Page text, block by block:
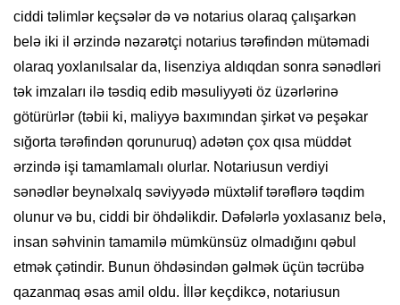
ciddi təlimlər keçsələr də və notarius olaraq çalışarkən
belə iki il ərzində nəzarətçi notarius tərəfindən mütəmadi
olaraq yoxlanılsalar da, lisenziya aldıqdan sonra sənədləri
tək imzaları ilə təsdiq edib məsuliyyəti öz üzərlərinə
götürürlər (təbii ki, maliyyə baxımından şirkət və peşəkar
sığorta tərəfindən qorunuruq) adətən çox qısa müddət
ərzində işi tamamlamalı olurlar. Notariusun verdiyi
sənədlər beynəlxalq səviyyədə müxtəlif tərəflərə təqdim
olunur və bu, ciddi bir öhdəlikdir. Dəfələrlə yoxlasanız belə,
insan səhvinin tamamilə mümkünsüz olmadığını qəbul
etmək çətindir. Bunun öhdəsindən gəlmək üçün təcrübə
qazanmaq əsas amil oldu. İllər keçdikcə, notariusun